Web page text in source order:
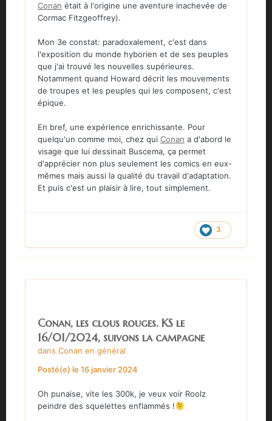
Conan était à l'origine une aventure inachevée de
Cormac Fitzgeoffrey).
Mon 3e constat: paradoxalement, c'est dans
l'exposition du monde hyborien et de ses peuples
que j'ai trouvé les nouvelles supérieures.
Notamment quand Howard décrit les mouvements
de troupes et les peuples qui les composent, c'est
épique.
En bref, une expérience enrichissante. Pour
quelqu'un comme moi, chez qui Conan a d'abord le
visage que lui dessinait Buscema, ça permet
d'apprécier non plus seulement les comics en eux-
mêmes mais aussi la qualité du travail d'adaptation.
Et puis c'est un plaisir à lire, tout simplement.
3
Conan, les clous rouges. KS le
16/01/2024, suivons la campagne
dans Conan en général
Posté(e) le 16 janvier 2024
Oh punaise, vite les 300k, je veux voir Roolz
peindre des squelettes enflammés ! 🫠